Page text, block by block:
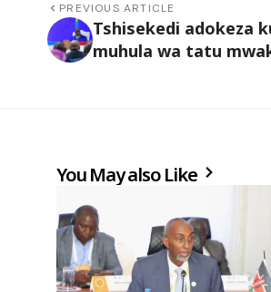
PREVIOUS ARTICLE
Tshisekedi adokeza
muhula wa tatu
You May also Like